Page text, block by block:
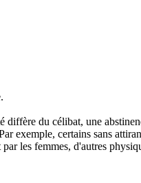
du célibat, une
exemple, certains sans
les femmes, d'autres